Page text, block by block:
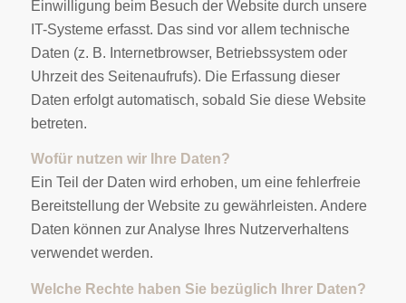
Einwilligung beim Besuch der Website durch unsere
IT-Systeme erfasst. Das sind vor allem technische
Daten (z. B. Internetbrowser, Betriebssystem oder
Uhrzeit des Seitenaufrufs). Die Erfassung dieser
Daten erfolgt automatisch, sobald Sie diese Website
betreten.
Wofür nutzen wir Ihre Daten?
Ein Teil der Daten wird erhoben, um eine fehlerfreie
Bereitstellung der Website zu gewährleisten. Andere
Daten können zur Analyse Ihres Nutzerverhaltens
verwendet werden.
Welche Rechte haben Sie bezüglich Ihrer Daten?